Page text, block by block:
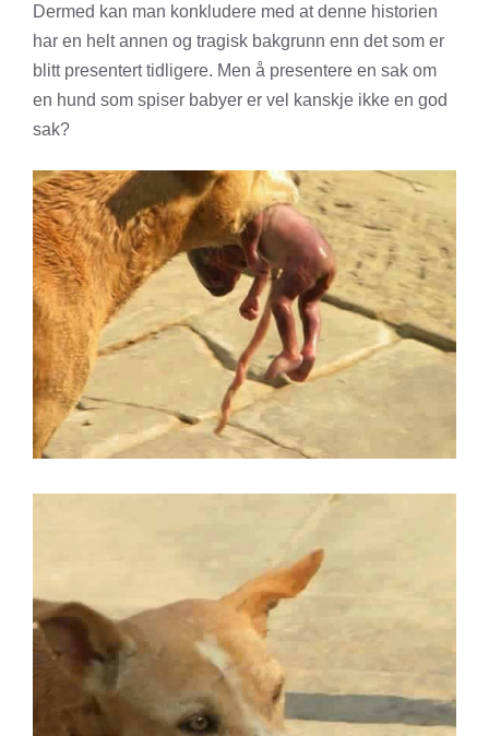
Dermed kan man konkludere med at denne historien
har en helt annen og tragisk bakgrunn enn det som er
blitt presentert tidligere. Men å presentere en sak om
en hund som spiser babyer er vel kanskje ikke en god
sak?